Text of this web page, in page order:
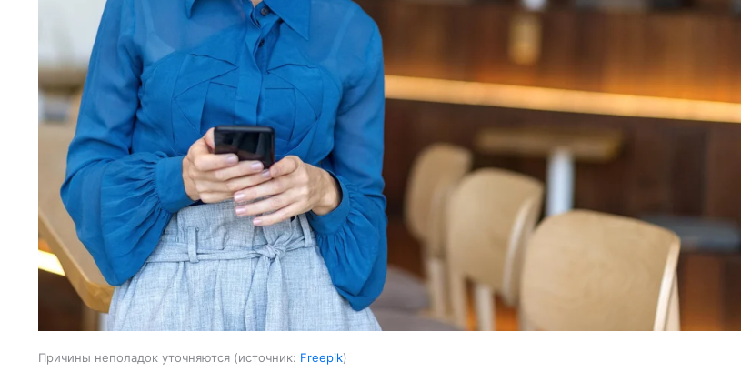
Причины неполадок уточняются источник: Freepik